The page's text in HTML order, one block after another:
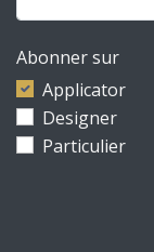
Abonner sur
Applicator
Designer
Particulier